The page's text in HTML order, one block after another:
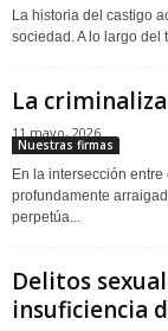
La historia del castigo
sociedad. A lo largo del
La
11 mayo, 2026
Nuestras firmas
En la intersección
profundamente
perpetúa...
Delitos
insuficiencia